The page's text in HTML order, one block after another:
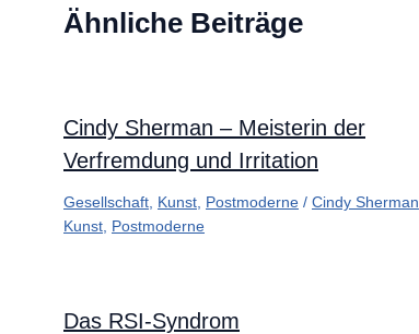
Ähnliche Beiträge
Cindy Sherman – Meisterin der
Verfremdung und Irritation
Gesellschaft Kunst Postmoderne / Cindy Sherman
Kunst Postmoderne
Das RSI-Syndrom